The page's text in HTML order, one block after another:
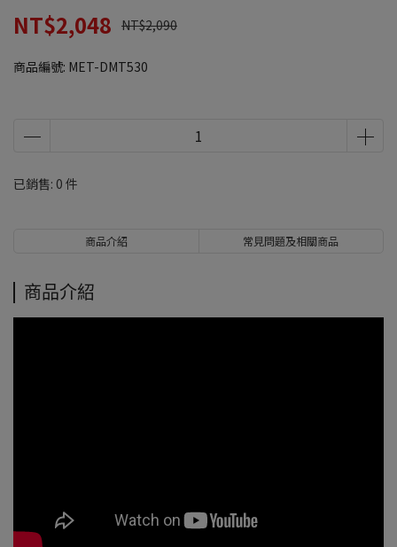
NT$2,048 NT$2,090
商品編號: MET-DMT530
已銷售: 0 件
商品介紹 常見問題及相關商品
商品介紹